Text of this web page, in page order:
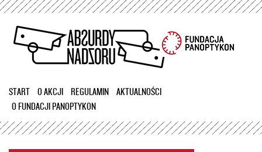
Przejdź
treści
START O AKCJI REGULAMIN
AKTUALNOŚCI
O FUNDACJI PANOPTYKON